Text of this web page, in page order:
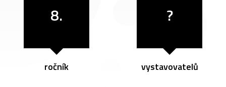
8.
ročník
?
vystavovatelů